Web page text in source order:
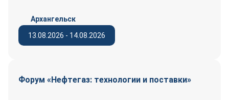
13.08.2026 - 14.08.2026
Архангельск
Форум «Нефтегаз: технологии и поставки»